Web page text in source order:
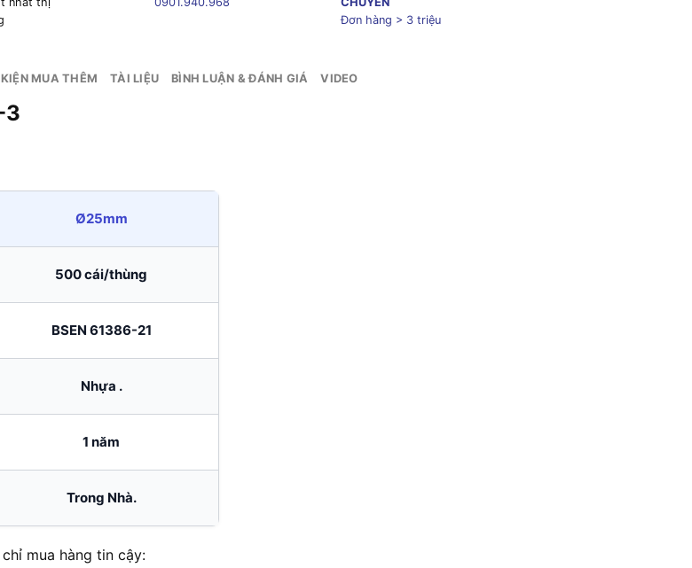
Đơn hàng > 3 triệu
KIỆN MUA THÊM TÀI LIỆU BÌNH LUẬN & ĐÁNH GIÁ VIDEO
3
Ø25mm
500 cái/thùng
BSEN 61386-21
Nhựa .
1 năm
Trong Nhà.
mua hàng tin cậy: